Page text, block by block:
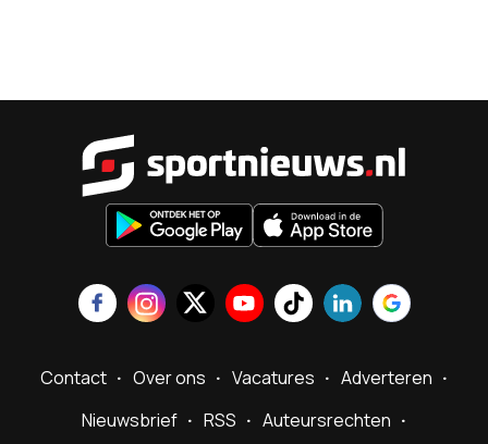
Contact Over ons Vacatures
Adverteren
Nieuwsbrief
RSS Auteursrechten